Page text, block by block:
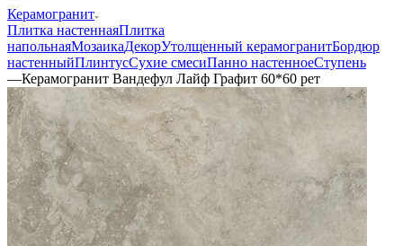
Керамогранит
Плитка настеннаяПлитка
напольнаяМозаикаДекорУтолщенный керамогранитБордюр
настенныйПлинтусСухие смесиПанно настенноеСтупень
—Керамогранит Вандефул Лайф Графит 60*60 рет